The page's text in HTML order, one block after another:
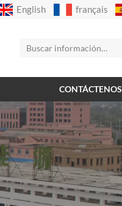
English français
CONTÁCTENOS